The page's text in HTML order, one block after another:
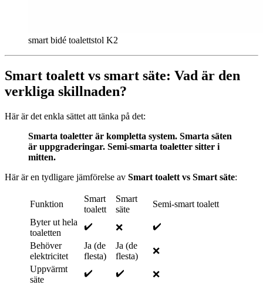
smart bidé toalettstol K2
Smart toalett vs smart säte: Vad är den
verkliga skillnaden?
Här är det enkla sättet att tänka på det:
Smarta toaletter är kompletta system. Smarta säten
är uppgraderingar. Semi-smarta toaletter sitter i
mitten.
Här är en tydligare jämförelse av Smart toalett vs Smart säte:
Funktion
Smart
toalett
Smart
säte
Semi-smart toalett
Byter ut hela
toaletten
✔️ ❌
✔️
Behöver
elektricitet
Ja (de
flesta)
Ja (de
flesta)
❌
Uppvärmt
säte
✔️ ✔️ ❌